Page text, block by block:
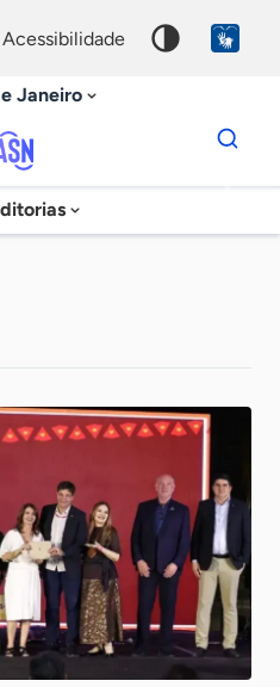
acessibilidade
Janeiro
Dados
para
chave